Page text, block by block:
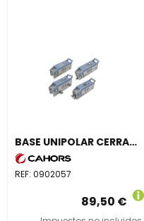
BASE UNIPOLAR CERRADA NH-2 CAJA GENERAL DE PROTECCIÓN 7 ESPC
REF: 0902057
89,50 €